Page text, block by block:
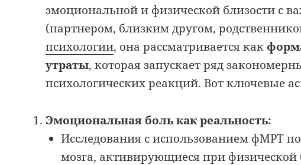
эмоциональной и физической близости с
(партнером, близким другом,
психологии, она рассматривается как
утраты, которая запускает ряд
психологических реакций. Вот ключевые
Эмоциональная боль как реальность:
Исследования с использованием фМРТ
мозга, активирующиеся при физической